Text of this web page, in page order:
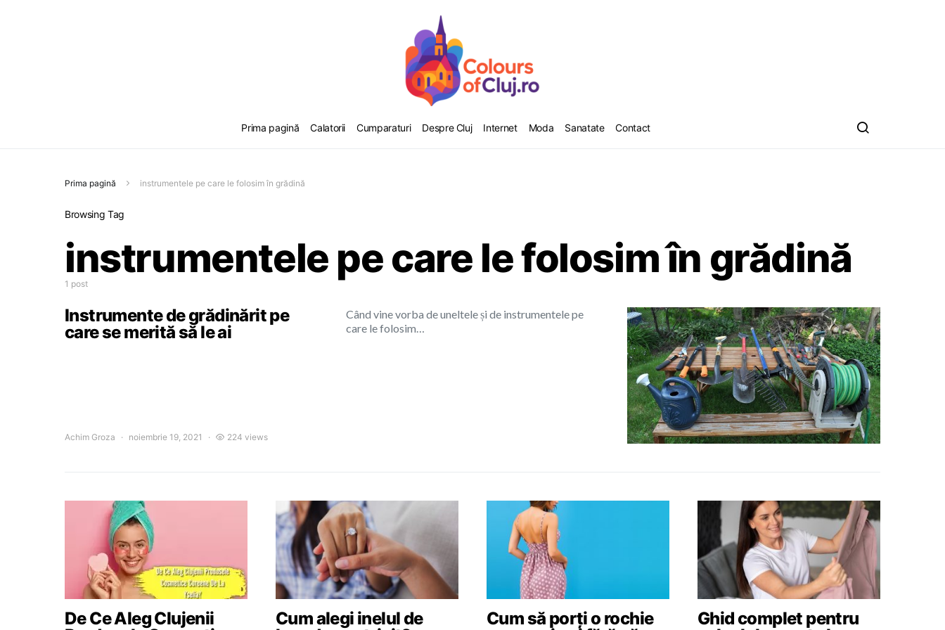
Prima pagină Calatorii Cumparaturi Despre Cluj Internet Moda Sanatate Contact
Prima pagină instrumentele pe care le folosim în grădină
Browsing Tag
instrumentele pe care le folosim în grădină
1 post
Instrumente de grădinărit pe
care se merită să le ai
Când vine vorba de uneltele și de instrumentele pe
care le folosim…
Achim Groza noiembrie 19, 2021 224 views
De Ce Aleg Clujenii
Cum alegi inelul de
Cum să porți o rochie
Ghid complet pentru